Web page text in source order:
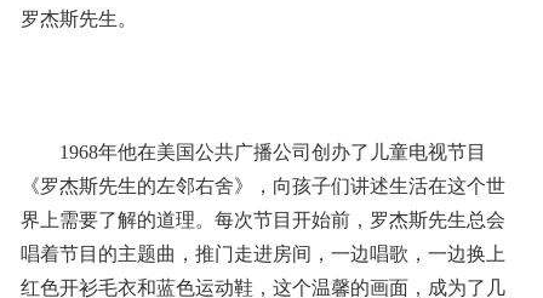
罗杰斯先生。
1968年他在美国公共广播公司创办了儿童电视节目
《罗杰斯先生的左邻右舍》，向孩子们讲述生活在这个世
界上需要了解的道理。每次节目开始前，罗杰斯先生总会
唱着节目的主题曲，推门走进房间，一边唱歌，一边换上
红色开衫毛衣和蓝色运动鞋，这个温馨的画面，成为了几